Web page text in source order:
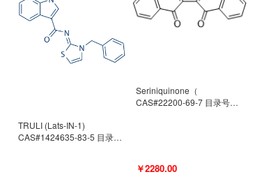
TRULI (Lats-IN-1)
CAS#1424635-83-5 目录号
Seriniquinone（
CAS#22200-69-7 目录号
￥2280.00